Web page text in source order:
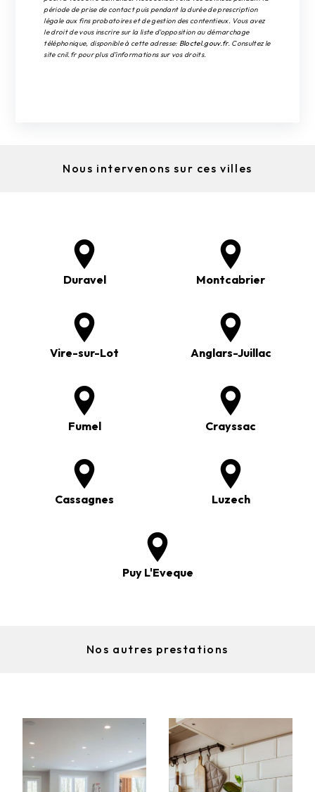
période de prise de contact puis pendant la durée de prescription
légale aux fins probatoires et de gestion des contentieux. Vous avez
le droit de vous inscrire sur la liste d'opposition au démarchage
téléphonique, disponible à cette adresse: Bloctel.gouv.fr. Consultez le
site cnil.fr pour plus d’informations sur vos droits.
Nous intervenons sur ces villes
Duravel Montcabrier
Vire-sur-Lot Anglars-Juillac
Fumel Crayssac
Cassagnes Luzech
Puy L'Eveque
Nos autres prestations